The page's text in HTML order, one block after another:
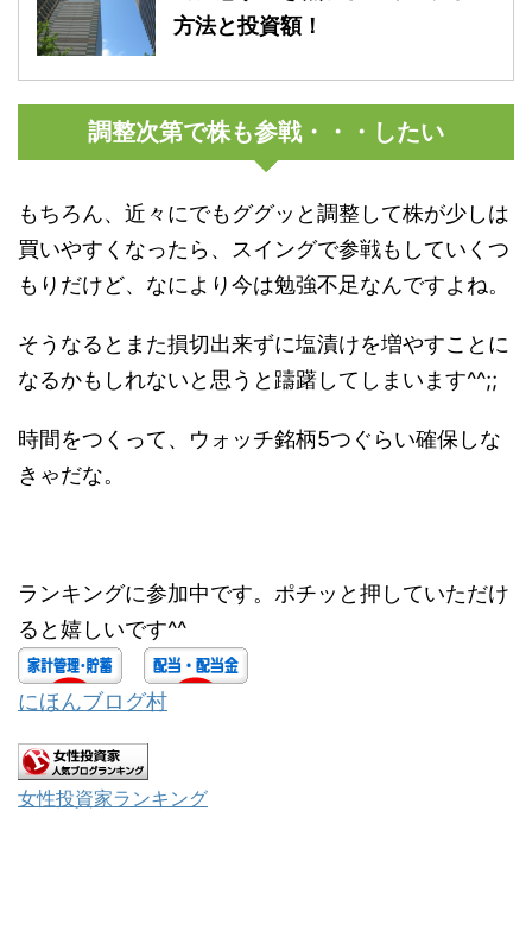
方法と投資額！
調整次第で株も参戦・・・したい
もちろん、近々にでもググッと調整して株が少しは
買いやすくなったら、スイングで参戦もしていくつ
もりだけど、なにより今は勉強不足なんですよね。
そうなるとまた損切出来ずに塩漬けを増やすことに
なるかもしれないと思うと躊躇してしまいます^^;;
時間をつくって、ウォッチ銘柄5つぐらい確保しな
きゃだな。
ランキングに参加中です。ポチッと押していただけ
ると嬉しいです^^
にほんブログ村
女性投資家ランキング